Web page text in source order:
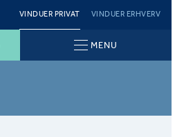
VINDUER PRIVAT VINDUER ERHVERV
MENU